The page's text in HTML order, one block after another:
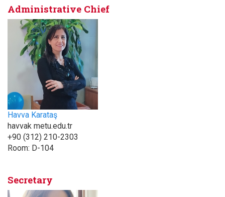
Administrative Chief
Havva Karataş
havvak metu.edu.tr
+90 (312) 210-2303
Room: D-104
Secretary